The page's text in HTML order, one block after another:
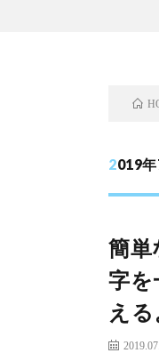
2019
簡単
字を
え